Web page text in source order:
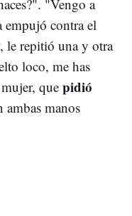
"Vengo a
empujó contra el
le repitió una y otra
loco, me has
que pidió
ambas manos